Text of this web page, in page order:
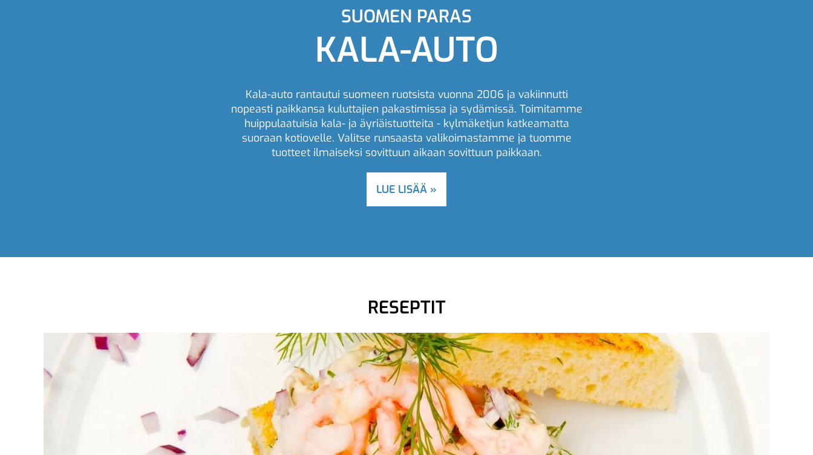
SUOMEN PARAS
KALA-AUTO
Kala-auto rantautui suomeen ruotsista vuonna 2006 ja vakiinnutti
nopeasti paikkansa kuluttajien pakastimissa ja sydämissä. Toimitamme
huippulaatuisia kala- ja äyriäistuotteita - kylmäketjun katkeamatta
suoraan kotiovelle. Valitse runsaasta valikoimastamme ja tuomme
tuotteet ilmaiseksi sovittuun aikaan sovittuun paikkaan.
LUE LISÄÄ »
RESEPTIT